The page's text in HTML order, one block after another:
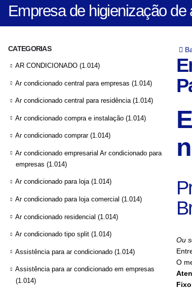
Empresa de higienização
Ou
O
CATEGORIAS
AR CONDICIONADO (1.014)
Ar condicionado central para empresas (1.014)
Ar condicionado central para residência(1.014)
Ar condicionado compra e instalação (1.014)
Ar condicionado comprar(1.014)
Ar condicionado empresarial Ar condicionado para
empresas (1.014)
Ar condicionado para loja(1.014)
Ar condicionado para loja comercial (1.014)
Ar condicionado residencial (1.014)
Ar condicionado tipo split (1.014)
Assistência para ar condicionado (1.014)
Assistência para ar condicionado em empresas
(1.014)